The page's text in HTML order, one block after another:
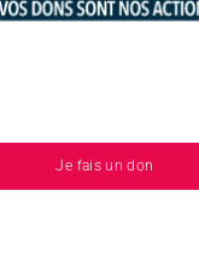
Je fais un don